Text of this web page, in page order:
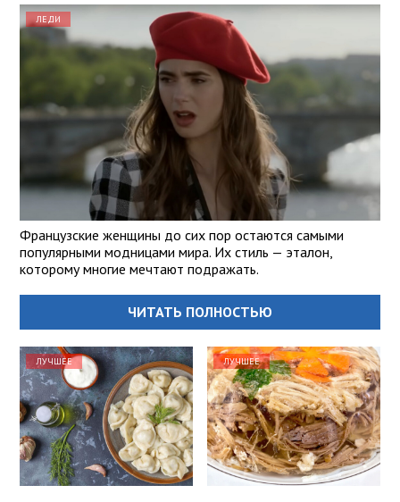
ЛЕДИ
Французские женщины до сих пор остаются самыми
популярными модницами мира. Их стиль — эталон,
которому многие мечтают подражать.
ЧИТАТЬ ПОЛНОСТЬЮ
ЛУЧШЕЕ ЛУЧШЕЕ